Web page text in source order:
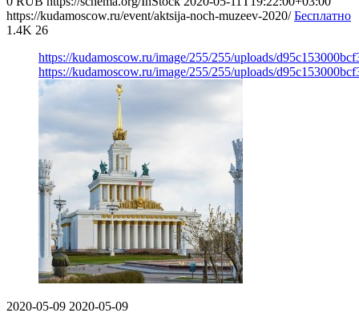
https://kudamoscow.ru/event/aktsija-noch-muzeev-2020/ Бесплатно
1.4K 26
https://kudamoscow.ru/image/255/255/uploads/
https://kudamoscow.ru/image/255/255/uploads/
2020-05-09 2020-05-09